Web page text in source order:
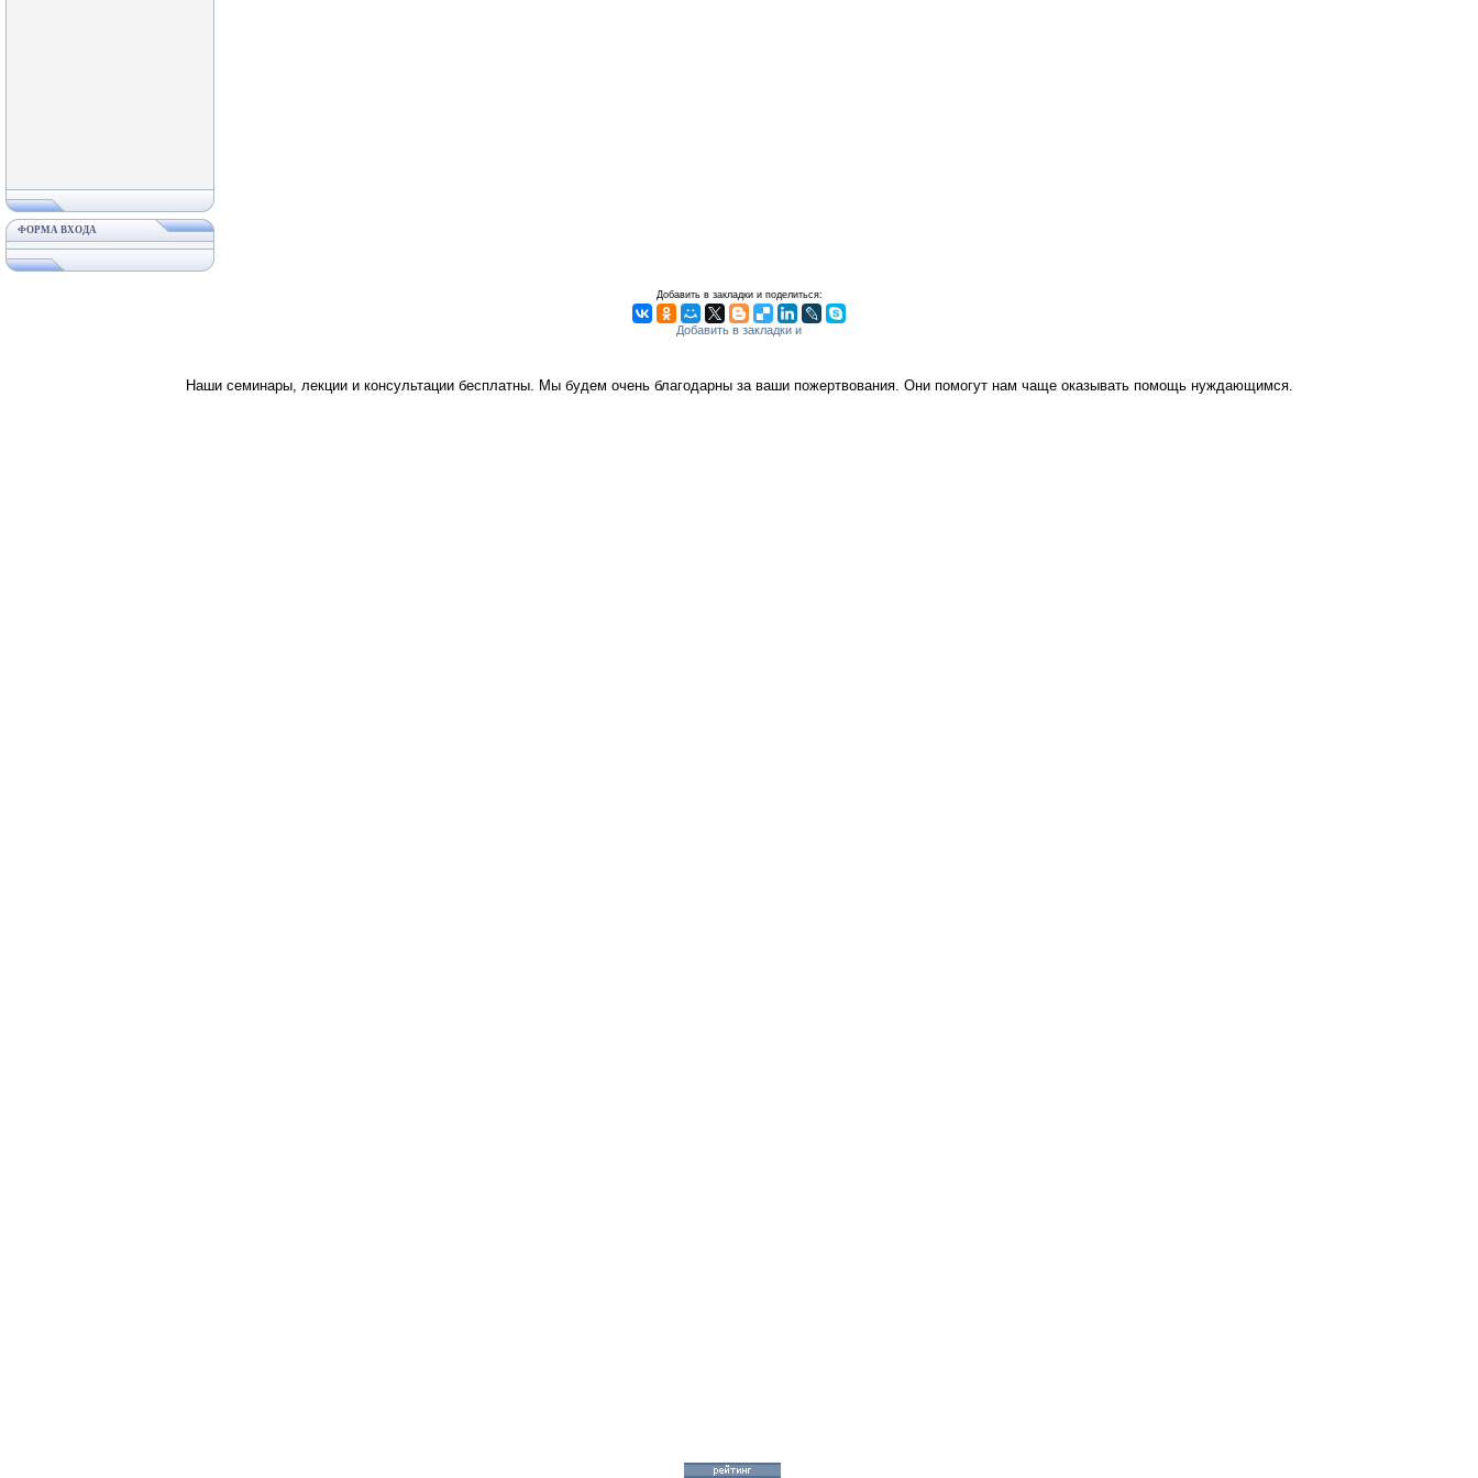
ФОРМА ВХОДА
Добавить в закладки и поделиться:
Наши семинары, лекции и консультации бесплатны. Мы будем очень благодарны за ваши пожертвования. Они помогут нам чаще оказывать помощь нуждающимся.